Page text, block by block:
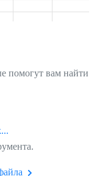
помогут вам найти